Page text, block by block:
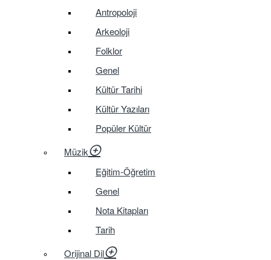
Antropoloji
Arkeoloji
Folklor
Genel
Kültür Tarihi
Kültür Yazıları
Popüler Kültür
Müzik
Eğitim-Öğretim
Genel
Nota Kitapları
Tarih
Orijinal Dil